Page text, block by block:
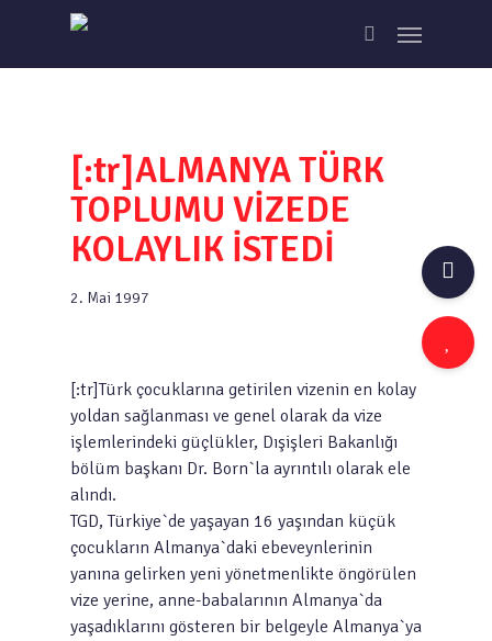
main
search
Menu
[:tr]ALMANYA TÜRK
TOPLUMU VİZEDE
KOLAYLIK İSTEDİ
2. Mai 1997
[:tr]Türk çocuklarına getirilen vizenin en kolay
yoldan sağlanması ve genel olarak da vize
işlemlerindeki güçlükler, Dışişleri Bakanlığı
bölüm başkanı Dr. Born`la ayrıntılı olarak ele
alındı.
TGD, Türkiye`de yaşayan 16 yaşından küçük
çocukların Almanya`daki ebeveynlerinin
yanına gelirken yeni yönetmenlikte öngörülen
vize yerine, anne-babalarının Almanya`da
yaşadıklarını gösteren bir belgeyle Almanya`ya